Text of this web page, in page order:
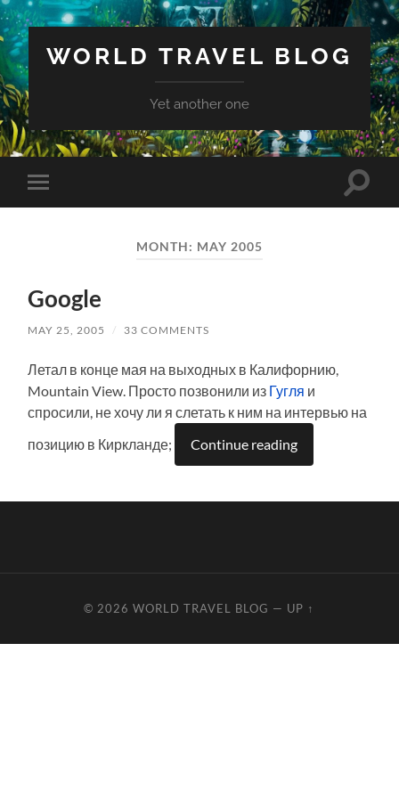
WORLD TRAVEL BLOG
Yet another one
Toggle
mobile
Toggle
MONTH: MAY 2005
Google
MAY 25, 2005 / 33 COMMENTS
Летал в конце мая на выходных в Калифорнию,
Mountain View. Просто позвонили из Гугля и
спросили, не хочу ли я слетать к ним на интервью на
позицию в Киркланде;
Continue reading
© 2026WORLD TRAVEL BLOG — UP ↑